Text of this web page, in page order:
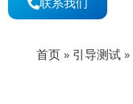
联系我们
首页 » 引导测试 »